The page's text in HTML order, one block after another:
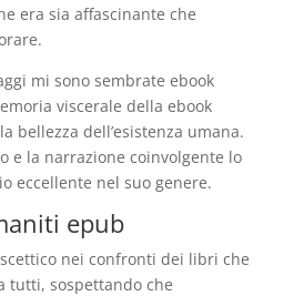
era sia affascinante che
mi sono sembrate ebook
viscerale della ebook
bellezza dell’esistenza umana.
e la narrazione coinvolgente lo
eccellente nel suo genere.
epub
nei confronti dei libri che
tutti, sospettando che